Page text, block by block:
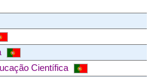
Científica